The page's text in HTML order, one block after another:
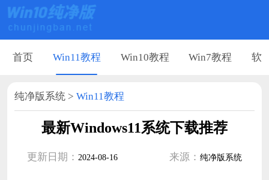
首页 Win11教程 Win10教程 Win7教程 软
纯净版系统 > Win11教程
最新Windows11系统下载推荐
更新日期： 2024-08-16 来源：纯净版系统